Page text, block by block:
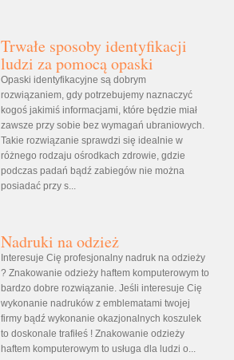
Trwałe sposoby identyfikacji
ludzi za pomocą opaski
Opaski identyfikacyjne są dobrym
rozwiązaniem, gdy potrzebujemy naznaczyć
kogoś jakimiś informacjami, które będzie miał
zawsze przy sobie bez wymagań ubraniowych.
Takie rozwiązanie sprawdzi się idealnie w
różnego rodzaju ośrodkach zdrowie, gdzie
podczas padań bądź zabiegów nie można
posiadać przy s...
Nadruki na odzież
Interesuje Cię profesjonalny nadruk na odzieży
? Znakowanie odzieży haftem komputerowym to
bardzo dobre rozwiązanie. Jeśli interesuje Cię
wykonanie nadruków z emblematami twojej
firmy bądź wykonanie okazjonalnych koszulek
to doskonale trafiłeś ! Znakowanie odzieży
haftem komputerowym to usługa dla ludzi o...